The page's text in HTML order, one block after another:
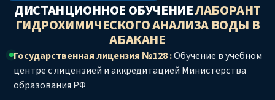
ДИСТАНЦИОННОЕ ОБУЧЕНИЕЛАБОРАНТ
ГИДРОХИМИЧЕСКОГО АНАЛИЗА ВОДЫ В
АБАКАНЕ
Государственная лицензия №128 :Обучение в учебном
центре с лицензией и аккредитацией Министерства
образования РФ